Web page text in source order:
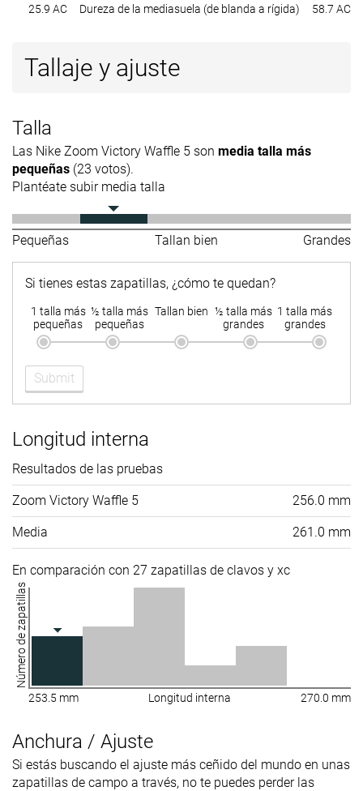
25.9 AC Dureza de la mediasuela (de blanda a rígida) 58.7 AC
Tallaje y ajuste
Talla
Las Nike Zoom Victory Waffle 5 son media talla más
pequeñas (23 votos).
Plantéate subir media talla
Pequeñas Tallan bien Grandes
Si tienes estas zapatillas, ¿cómo te quedan?
1 talla más
pequeñas
½ talla más
pequeñas
Tallan bien ½ talla más
grandes
1 talla más
grandes
Submit
Longitud interna
Resultados de las pruebas
Zoom Victory Waffle 5 256.0 mm
Media 261.0 mm
En comparación con 27 zapatillas de clavos y xc
Número de zapatillas
253.5 mm Longitud interna 270.0 mm
Anchura / Ajuste
Si estás buscando el ajuste más ceñido del mundo en unas
zapatillas de campo a través, no te puedes perder las